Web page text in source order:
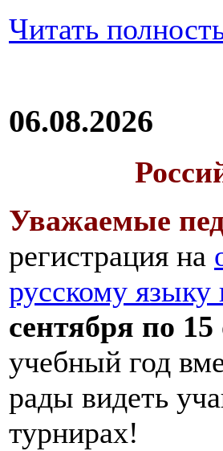
Читать
06.08.2026
Уважаемые
регистрация на
русскому языку
сентября по
учебный год
рады видеть
турнирах!